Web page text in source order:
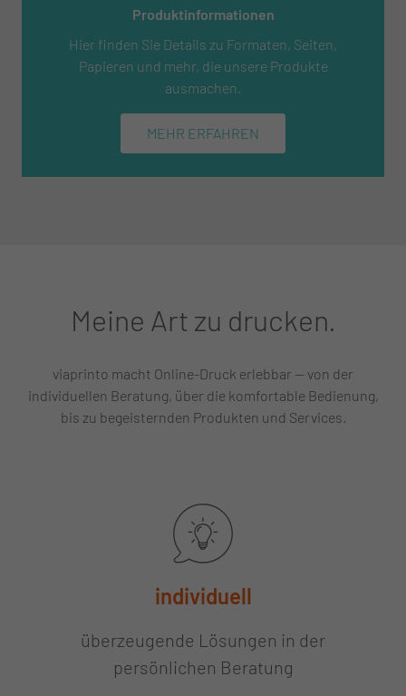
Produktinformationen
Hier finden Sie Details zu Formaten, Seiten,
Papieren und mehr, die unsere Produkte
ausmachen.
MEHR ERFAHREN
Meine Art zu drucken.
viaprinto macht Online-Druck erlebbar — von der
individuellen Beratung, über die komfortable Bedienung,
bis zu begeisternden Produkten und Services.
individuell
überzeugende Lösungen in der
persönlichen Beratung